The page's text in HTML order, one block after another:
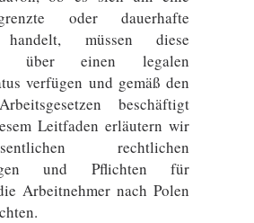
oder dauerhafte
handelt, müssen diese
über einen legalen
verfügen und gemäß den
beschäftigt
Leitfaden erläutern wir
rechtlichen
und Pflichten für
Arbeitnehmer nach Polen